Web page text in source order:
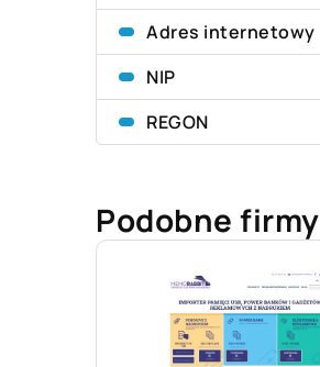
Adres internetowy
NIP
REGON
Podobne firmy